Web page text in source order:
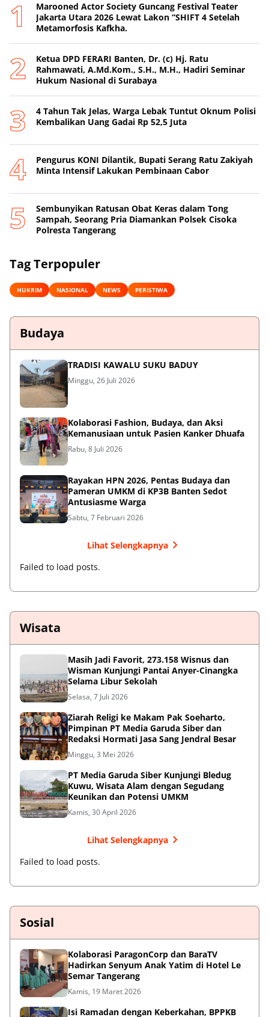
Marooned Actor Society Guncang Festival Teater
Jakarta Utara 2026 Lewat Lakon “SHIFT 4 Setelah
Metamorfosis Kafkha.
Ketua DPD FERARI Banten, Dr. (c) Hj. Ratu
Rahmawati, A.Md.Kom., S.H., M.H., Hadiri Seminar
Hukum Nasional di Surabaya
4 Tahun Tak Jelas, Warga Lebak Tuntut Oknum Polisi
Kembalikan Uang Gadai Rp 52,5 Juta
Pengurus KONI Dilantik, Bupati Serang Ratu Zakiyah
Minta Intensif Lakukan Pembinaan Cabor
Sembunyikan Ratusan Obat Keras dalam Tong
Sampah, Seorang Pria Diamankan Polsek Cisoka
Polresta Tangerang
Tag Terpopuler
HUKRIM NASIONAL NEWS PERISTIWA
Budaya
TRADISI KAWALU SUKU BADUY
Minggu, 26 Juli 2026
Kolaborasi Fashion, Budaya, dan Aksi
Kemanusiaan untuk Pasien Kanker Dhuafa
Rabu, 8 Juli 2026
Rayakan HPN 2026, Pentas Budaya dan
Pameran UMKM di KP3B Banten Sedot
Antusiasme Warga
Sabtu, 7 Februari 2026
Lihat Selengkapnya
Failed to load posts.
Wisata
Masih Jadi Favorit, 273.158 Wisnus dan
Wisman Kunjungi Pantai Anyer-Cinangka
Selama Libur Sekolah
Selasa, 7 Juli 2026
Ziarah Religi ke Makam Pak Soeharto,
Pimpinan PT Media Garuda Siber dan
Redaksi Hormati Jasa Sang Jendral Besar
Minggu, 3 Mei 2026
PT Media Garuda Siber Kunjungi Bledug
Kuwu, Wisata Alam dengan Segudang
Keunikan dan Potensi UMKM
Kamis, 30 April 2026
Lihat Selengkapnya
Failed to load posts.
Sosial
Kolaborasi ParagonCorp dan BaraTV
Hadirkan Senyum Anak Yatim di Hotel Le
Semar Tangerang
Kamis, 19 Maret 2026
Isi Ramadan dengan Keberkahan, BPPKB